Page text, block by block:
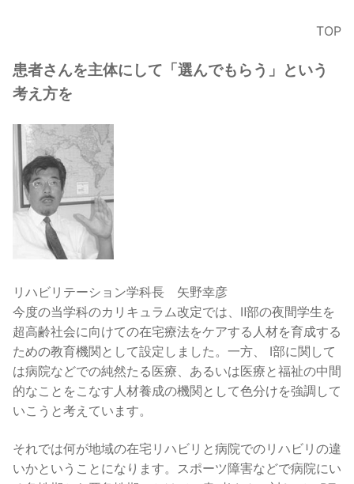
TOP
患者さんを主体にして「選んでもらう」という
考え方を
リハビリテーション学科長 矢野幸彦
今度の当学科のカリキュラム改定では、Ⅱ部の夜間学生を
超高齢社会に向けての在宅療法をケアする人材を育成する
ための教育機関として設定しました。一方、 Ⅰ部に関して
は病院などでの純然たる医療、あるいは医療と福祉の中間
的なことをこなす人材養成の機関として色分けを強調して
いこうと考えています。
それでは何が地域の在宅リハビリと病院でのリハビリの違
いかということになります。スポーツ障害などで病院にい